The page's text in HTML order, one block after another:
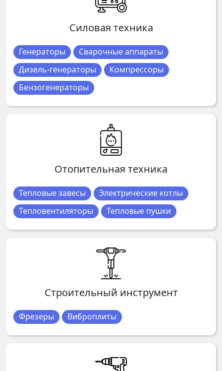
Силовая техника
Генераторы
Сварочные аппараты
Дизель-генераторы
Компрессоры
Бензогенераторы
Отопительная техника
Тепловые завесы
Электрические котлы
Тепловентиляторы
Тепловые пушки
Строительный инструмент
Фрезеры Виброплиты